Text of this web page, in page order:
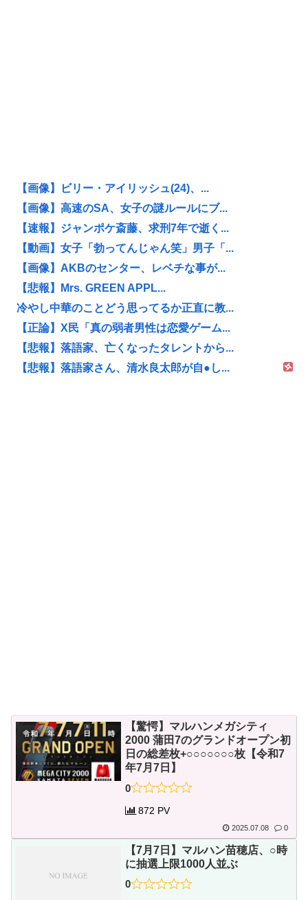
【画像】ビリー・アイリッシュ(24)、...
【画像】高速のSA、女子の謎ルールにブ...
【速報】ジャンポケ斎藤、求刑7年で逝く...
【動画】女子「勃ってんじゃん笑」男子「...
【画像】AKBのセンター、レベチな事が...
【悲報】Mrs. GREEN APPL...
冷やし中華のことどう思ってるか正直に教...
【正論】X民「真の弱者男性は恋愛ゲーム...
【悲報】落語家、亡くなったタレントから...
【悲報】落語家さん、清水良太郎が自●し...
【驚愕】マルハンメガシティ
2000 蒲田7のグランドオープン初
日の総差枚+○○○○○○○枚【令和7
年7月7日】
0
872 PV
2025.07.08 0
【7月7日】マルハン苗穂店、○時
に抽選上限1000人並ぶ
0